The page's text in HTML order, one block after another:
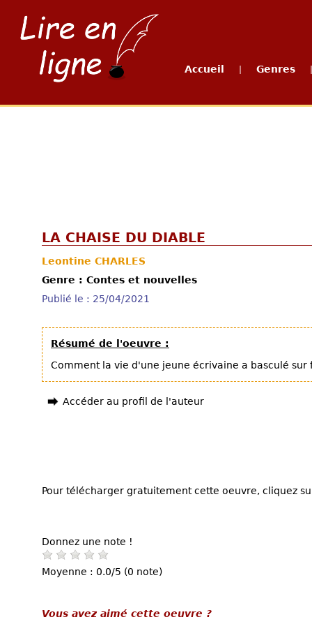
Accueil Genres
LA CHAISE DU DIABLE
Leontine CHARLES
Genre : Contes et nouvelles
Publié le : 25/04/2021
Résumé de l'oeuvre :
Comment la vie d'une jeune écrivaine a basculé sur
Accéder au profil de l'auteur
Pour télécharger gratuitement cette oeuvre, cliquez
Donnez une note !
Moyenne : 0.0/5 (0 note)
Vous avez aimé cette oeuvre ?